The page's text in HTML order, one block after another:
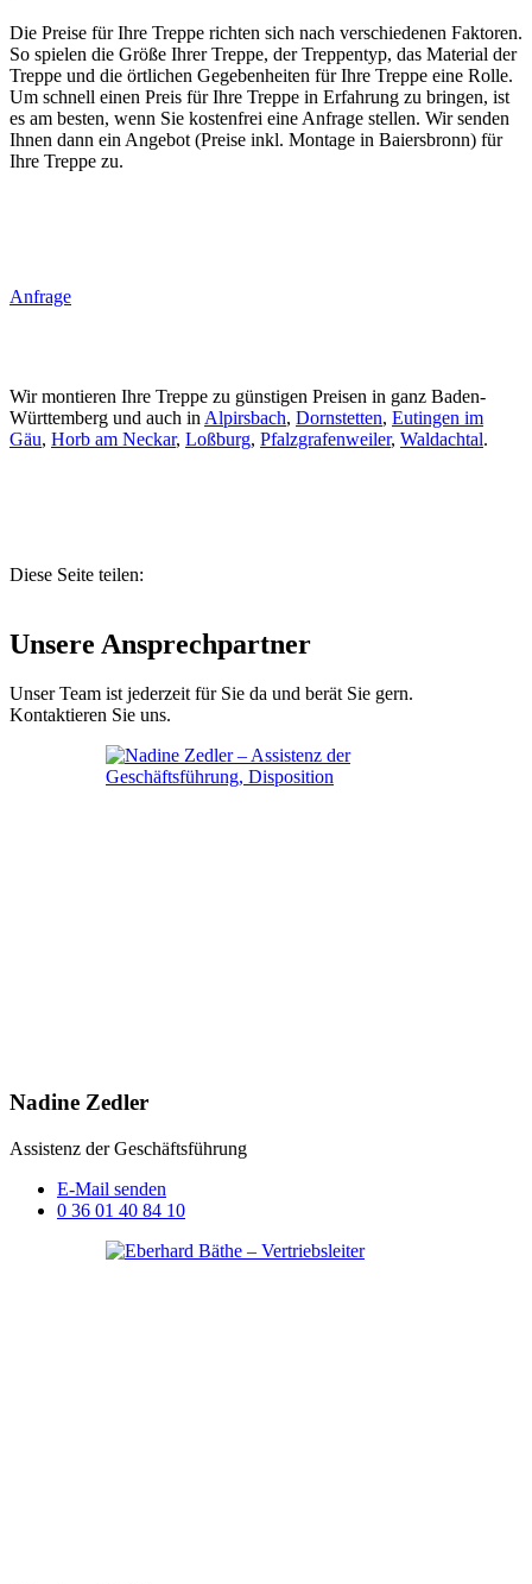
Die Preise für Ihre Treppe richten sich nach verschiedenen Faktoren.
So spielen die Größe Ihrer Treppe, der Treppentyp, das Material der
Treppe und die örtlichen Gegebenheiten für Ihre Treppe eine Rolle.
Um schnell einen Preis für Ihre Treppe in Erfahrung zu bringen, ist
es am besten, wenn Sie kostenfrei eine Anfrage stellen. Wir senden
Ihnen dann ein Angebot (Preise inkl. Montage in Baiersbronn) für
Ihre Treppe zu.
Anfrage
Wir montieren Ihre Treppe zu günstigen Preisen in ganz Baden-
Württemberg und auch in Alpirsbach, Dornstetten, Eutingen im
Gäu, Horb am Neckar, Loßburg, Pfalzgrafenweiler, Waldachtal.
Diese Seite teilen:
Unsere Ansprechpartner
Unser Team ist jederzeit für Sie da und berät Sie gern.
Kontaktieren Sie uns.
Nadine Zedler
Assistenz der Geschäftsführung
E-Mail senden
0 36 01 40 84 10